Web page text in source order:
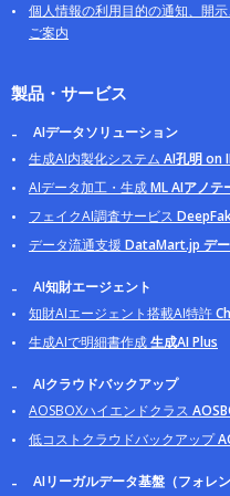
個人情報の利用目的の通知、開
ご案内
製品・サービス
AIデータソリューション
生成AI内製化システム AI孔明 on
AIデータ加工・生成ML AIアノテ
フェイクAI調査サービス
データ流通支援DataMart.jp デ
AI知財エージェント
知財AIエージェント搭載AI特許
生成AIで明細書作成生成AI Plus
AIクラウドバックアップ
AOSBOXハイエンドクラス
低コストクラウドバックアップ
AIリーガルデータ基盤（フォレ